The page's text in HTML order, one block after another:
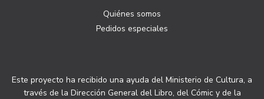
Quiénes somos
Pedidos especiales
Este proyecto ha recibido una ayuda del Ministerio de Cultura, a
través de la Dirección General del Libro, del Cómic y de la